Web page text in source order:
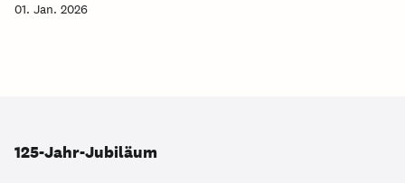
01. Jan. 2026
125-Jahr-Jubiläum